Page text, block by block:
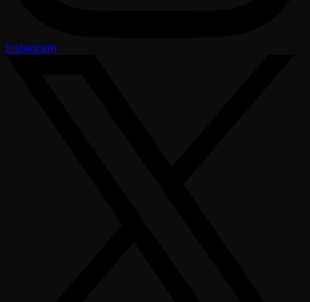
Instagram